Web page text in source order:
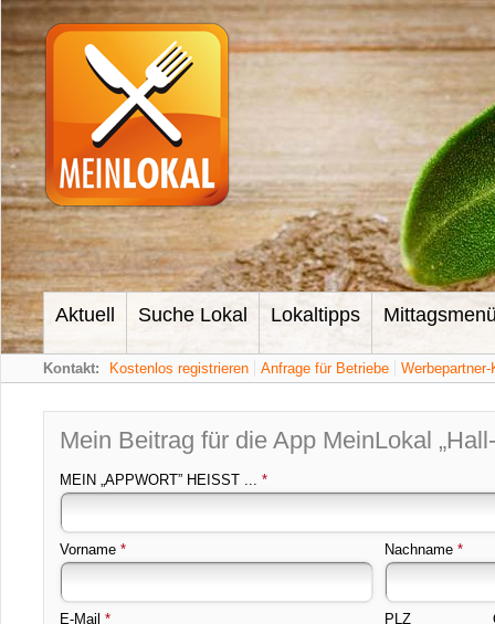
Aktuell Suche Lokal Lokaltipps
Kontakt: Kostenlos registrieren Anfrage für Betriebe
Mein Beitrag für die App MeinLokal
MEIN „APPWORT” HEISST ... *
Vorname * Nachname *
E-Mail * PLZ